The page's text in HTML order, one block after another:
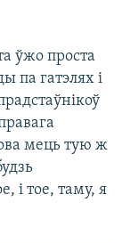
ўжо проста
па гатэлях і
мець тую ж
і тое, таму, я